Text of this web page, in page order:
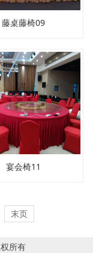
藤桌藤椅09
宴会椅11
末页
所有